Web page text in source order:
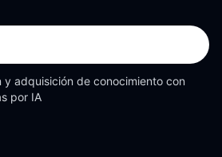
y adquisición de conocimiento con
por IA